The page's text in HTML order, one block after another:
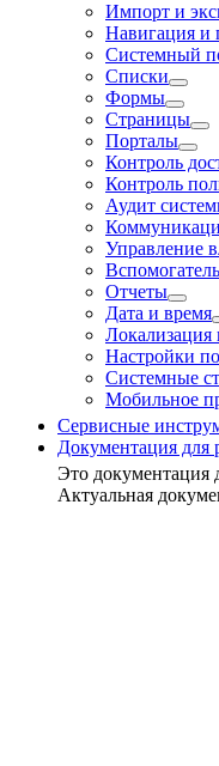
Импорт и
Навигация и
Системный
Списки
Формы
Страницы
Порталы
Контроль
Контроль
Аудит
Управление
Отчеты
Дата и время
Локализация
Настройки
Системные
Мобильное
Сервисные
Документация для
Это документация
Актуальная